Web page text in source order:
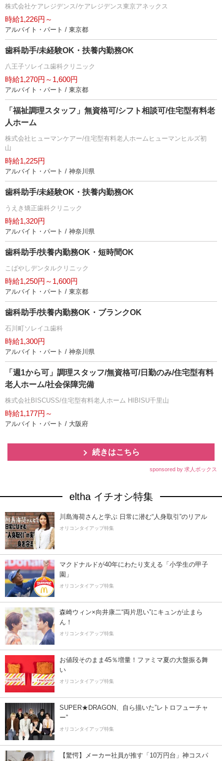
株式会社ケアレジデンス/ケアレジデンス東京アネックス
時給1,226円～
アルバイト・パート / 東京都
歯科助手/未経験OK・扶養内勤務OK
八王子ソレイユ歯科クリニック
時給1,270円～1,600円
アルバイト・パート / 東京都
「福祉調理スタッフ」無資格可/シフト相談可/住宅型有料老
人ホーム
株式会社ヒューマンケアー/住宅型有料老人ホームヒューマンヒルズ初
山
時給1,225円
アルバイト・パート / 神奈川県
歯科助手/未経験OK・扶養内勤務OK
うえき矯正歯科クリニック
時給1,320円
アルバイト・パート / 神奈川県
歯科助手/扶養内勤務OK・短時間OK
こばやしデンタルクリニック
時給1,250円～1,600円
アルバイト・パート / 東京都
歯科助手/扶養内勤務OK・ブランクOK
石川町ソレイユ歯科
時給1,300円
アルバイト・パート / 神奈川県
「週1から可」調理スタッフ/無資格可/日勤のみ/住宅型有料
老人ホーム/社会保障完備
株式会社BISCUSS/住宅型有料老人ホーム HIBISU千里山
時給1,177円～
アルバイト・パート / 大阪府
続きはこちら
sponsored by 求人ボックス
eltha イチオシ特集
川島海荷さんと学ぶ 日常に潜む“人身取引”のリアル
オリコンタイアップ特集
マクドナルドが40年にわたり支える「小学生の甲子
園」
オリコンタイアップ特集
森崎ウィン×向井康二“両片思い”にキュンが止まら
ん！
オリコンタイアップ特集
お値段そのまま45％増量！ファミマ夏の大盤振る舞
い
オリコンタイアップ特集
SUPER★DRAGON、自ら描いた”レトロフューチャ
ー”
オリコンタイアップ特集
【驚愕】メーカー社員が推す「10万円台」神コスパ